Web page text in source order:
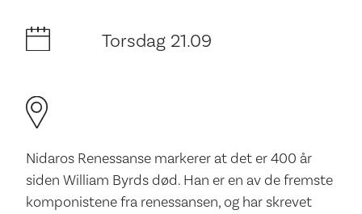
Torsdag 21.09
Nidaros Renessanse markerer at det er 400 år
siden William Byrds død. Han er en av de fremste
komponistene fra renessansen, og har skrevet